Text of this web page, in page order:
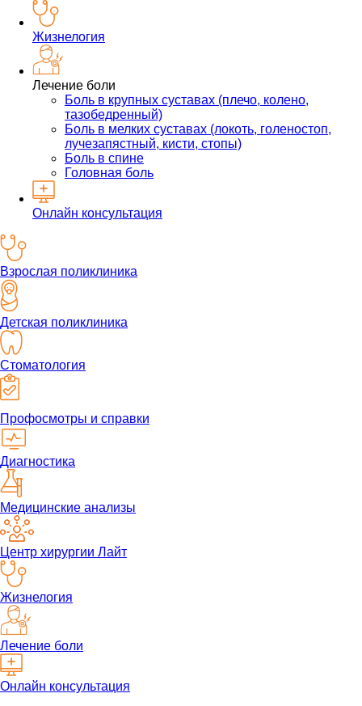
Жизнелогия
Лечение боли
Боль в крупных суставах (плечо, колено,
тазобедренный)
Боль в мелких суставах (локоть, голеностоп,
лучезапястный, кисти, стопы)
Боль в спине
Головная боль
Онлайн консультация
Взрослая поликлиника
Детская поликлиника
Стоматология
Профосмотры и справки
Диагностика
Медицинские анализы
Центр хирургии Лайт
Жизнелогия
Лечение боли
Онлайн консультация